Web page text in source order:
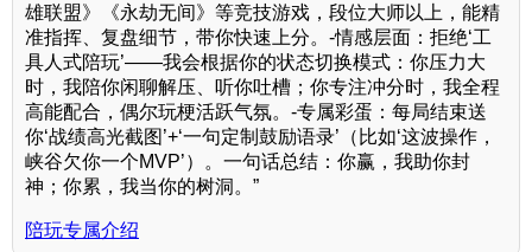
雄联盟》《永劫无间》等竞技游戏，段位大师以上，能精
准指挥、复盘细节，带你快速上分。-情感层面：拒绝‘工
具人式陪玩’——我会根据你的状态切换模式：你压力大
时，我陪你闲聊解压、听你吐槽；你专注冲分时，我全程
高能配合，偶尔玩梗活跃气氛。-专属彩蛋：每局结束送
你‘战绩高光截图’+‘一句定制鼓励语录’（比如‘这波操作，
峡谷欠你一个MVP’）。一句话总结：你赢，我助你封
神；你累，我当你的树洞。”
陪玩专属介绍